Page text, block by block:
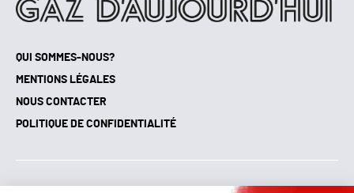
QUI SOMMES-NOUS?
MENTIONS LÉGALES
NOUS CONTACTER
POLITIQUE DE CONFIDENTIALITÉ